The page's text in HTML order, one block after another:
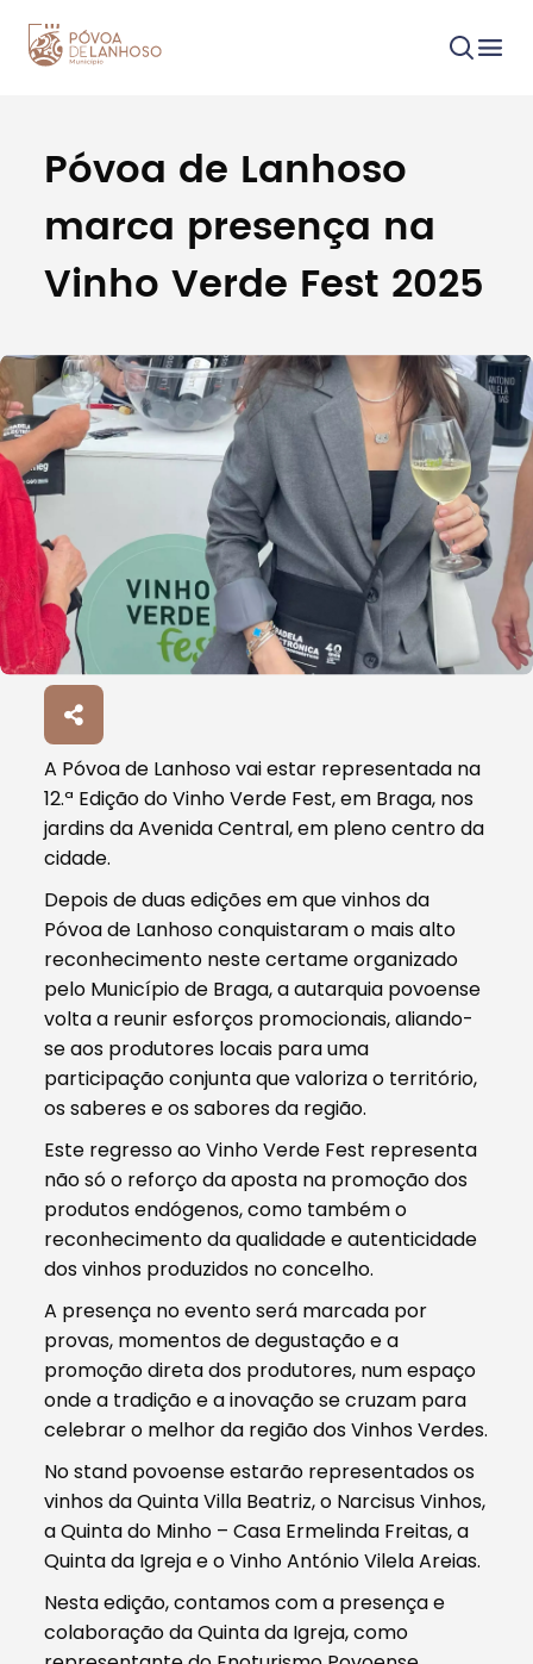
Procurar
Tipo de conteúdo
Póvoa de Lanhoso
marca presença na
Vinho Verde Fest 2025
A Póvoa de Lanhoso vai estar representada na
12.ª Edição do Vinho Verde Fest, em Braga, nos
jardins da Avenida Central, em pleno centro da
cidade.
Depois de duas edições em que vinhos da
Póvoa de Lanhoso conquistaram o mais alto
reconhecimento neste certame organizado
pelo Município de Braga, a autarquia povoense
volta a reunir esforços promocionais, aliando-
se aos produtores locais para uma
participação conjunta que valoriza o território,
os saberes e os sabores da região.
Este regresso ao Vinho Verde Fest representa
não só o reforço da aposta na promoção dos
produtos endógenos, como também o
reconhecimento da qualidade e autenticidade
dos vinhos produzidos no concelho.
A presença no evento será marcada por
provas, momentos de degustação e a
promoção direta dos produtores, num espaço
onde a tradição e a inovação se cruzam para
celebrar o melhor da região dos Vinhos Verdes.
No stand povoense estarão representados os
vinhos da Quinta Villa Beatriz, o Narcisus Vinhos,
a Quinta do Minho – Casa Ermelinda Freitas, a
Quinta da Igreja e o Vinho António Vilela Areias.
Nesta edição, contamos com a presença e
colaboração da Quinta da Igreja, como